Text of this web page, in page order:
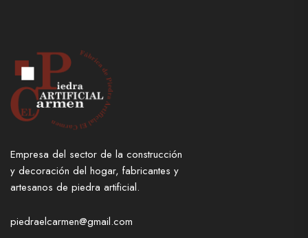
Empresa del sector de la construcción
y decoración del hogar, fabricantes y
artesanos de piedra artificial.
piedraelcarmen@gmail.com